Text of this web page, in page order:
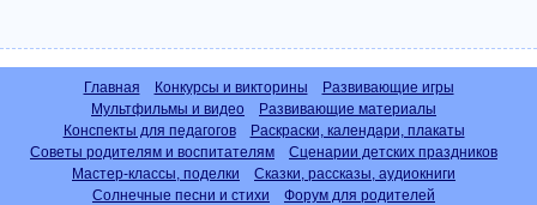
Главная Конкурсы и викторины
Развивающие игры
Мультфильмы и видео
Развивающие материалы
Конспекты для педагогов
Раскраски, календари, плакаты
Советы родителям и воспитателям
Сценарии детских праздников
Мастер-классы, поделки
Сказки, рассказы, аудиокниги
Солнечные песни и стихи
Форум для родителей